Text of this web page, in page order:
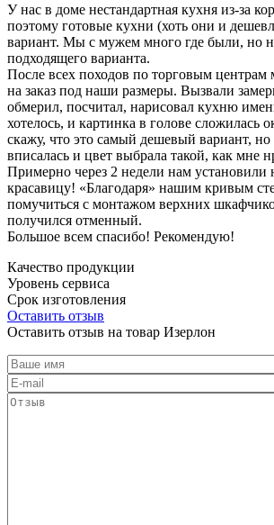
У нас в доме нестандартная кухня из-за
поэтому готовые кухни (хоть они и
вариант. Мы с мужем много где были, но
подходящего варианта.
После всех походов по торговым
на заказ под наши размеры. Вызвали
обмерил, посчитал, нарисовал кухню
хотелось, и картинка в голове сложилась
скажу, что это самый дешевый вариант, но
вписалась и цвет выбрала такой, как мне
Примерно через 2 недели нам
красавицу! «Благодаря» нашим кривым
помучиться с монтажом верхних
получился отменный.
Большое всем спасибо! Рекомендую!
Качество продукции
Уровень сервиса
Срок изготовления
Оставить отзыв
Оставить отзыв на товар Изерлон